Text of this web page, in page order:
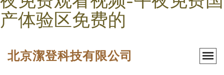
产体验区免费的
北京潔登科技有限公司